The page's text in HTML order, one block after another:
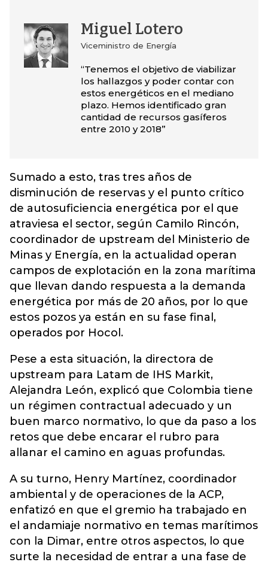
Miguel Lotero
Viceministro de Energía
“Tenemos el objetivo de viabilizar
los hallazgos y poder contar con
estos energéticos en el mediano
plazo. Hemos identificado gran
cantidad de recursos gasíferos
entre 2010 y 2018”
Sumado a esto, tras tres años de
disminución de reservas y el punto crítico
de autosuficiencia energética por el que
atraviesa el sector, según Camilo Rincón,
coordinador de upstream del Ministerio de
Minas y Energía, en la actualidad operan
campos de explotación en la zona marítima
que llevan dando respuesta a la demanda
energética por más de 20 años, por lo que
estos pozos ya están en su fase final,
operados por Hocol.
Pese a esta situación, la directora de
upstream para Latam de IHS Markit,
Alejandra León, explicó que Colombia tiene
un régimen contractual adecuado y un
buen marco normativo, lo que da paso a los
retos que debe encarar el rubro para
allanar el camino en aguas profundas.
A su turno, Henry Martínez, coordinador
ambiental y de operaciones de la ACP,
enfatizó en que el gremio ha trabajado en
el andamiaje normativo en temas marítimos
con la Dimar, entre otros aspectos, lo que
surte la necesidad de entrar a una fase de